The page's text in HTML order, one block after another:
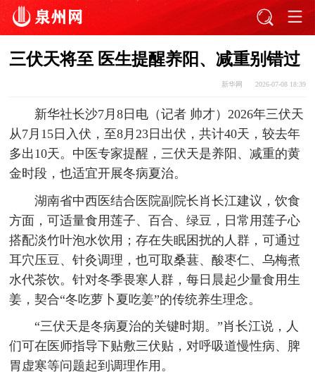
三伏天将至 医生提醒养阳、减重别错过
新华网 2026-07-08 18:39
新华社长沙7月8日电（记者 帅才）2026年三伏天
从7月15日入伏，至8月23日出伏，共计40天，较去年
多出10天。中医专家提醒，三伏天是养阳、减重的黄
金时段，也适宜开展冬病夏治。
湖南省中西医结合医院副院长肖长江建议，饮食
方面，可适量食用莲子、百合、绿豆，日常用莲子心
搭配淡竹叶泡水饮用；存在失眠困扰的人群，可通过
耳穴压豆、针灸调理，也可取桑葚、酸枣仁、乌梅煮
水代茶饮。针对冬季畏寒人群，每日晨起少量食用生
姜，契合“冬吃萝卜夏吃姜”的传统养生理念。
“三伏天是冬病夏治的关键时期。”肖长江说，人
们可在医师指导下贴敷三伏贴，对呼吸道慢性病、脾
胃虚寒等问题起到调理作用。